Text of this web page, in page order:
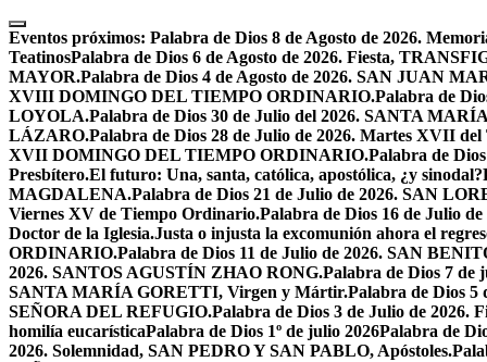
Skip
to
content
Eventos próximos: Palabra de Dios 8 de Agosto de 2026.
TeatinosPalabra de Dios 6 de Agosto de 2026. Fiesta,
MAYOR.Palabra de Dios 4 de Agosto de 2026. SAN JUAN
XVIII DOMINGO DEL TIEMPO ORDINARIO.Palabra de
LOYOLA.Palabra de Dios 30 de Julio del 2026. SANTA
LÁZARO.Palabra de Dios 28 de Julio de 2026. Martes XVII
XVII DOMINGO DEL TIEMPO ORDINARIO.Palabra de
Presbítero.El futuro: Una, santa, católica, apostólica, ¿y sinodal?
MAGDALENA.Palabra de Dios 21 de Julio de 2026. SAN
Viernes XV de Tiempo Ordinario.Palabra de Dios 16 de Julio
Doctor de la Iglesia.Justa o injusta la excomunión ahora el
ORDINARIO.Palabra de Dios 11 de Julio de 2026. SAN
2026. SANTOS AGUSTÍN ZHAO RONG.Palabra de Dios 7 de
SANTA MARÍA GORETTI, Virgen y Mártir.Palabra de Dios
SEÑORA DEL REFUGIO.Palabra de Dios 3 de Julio de 2026.
homilía eucarísticaPalabra de Dios 1º de julio 2026Palabra de
2026. Solemnidad, SAN PEDRO Y SAN PABLO, Apóstoles.